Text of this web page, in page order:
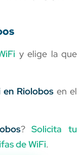
y elige la que
en Riolobosen el
?Solicita tu
de WiFi.